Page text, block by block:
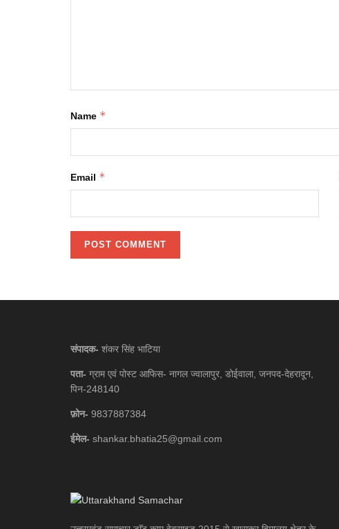
Name *
Email *
संपादक- शंकर सिंह भाटिया
पता- ग्राम एवं पोस्ट आफिस- नागल ज्वालापुर, डोईवाला, जनपद-देहरादून,
पिन-248140
फ़ोन- 9837887384
ईमेल- shankar.bhatia25@gmail.com